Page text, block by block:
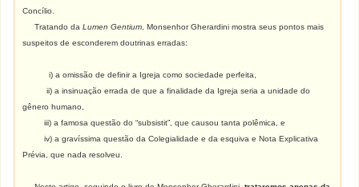
Concílio.
Tratando daLumen Gentium , Monsenhor Gherardini mostra seus pontos mais
suspeitos de esconderem doutrinas erradas:
i) a omissão de definir a Igreja como sociedade perfeita,
ii) a insinuação errada de que a finalidade da Igreja seria a unidade do
gênero humano,
iii) a famosa questão do “subsistit”, que causou tanta polêmica, e
iv) a gravíssima questão da Colegialidade e da esquiva e Nota Explicativa
Prévia, que nada resolveu.